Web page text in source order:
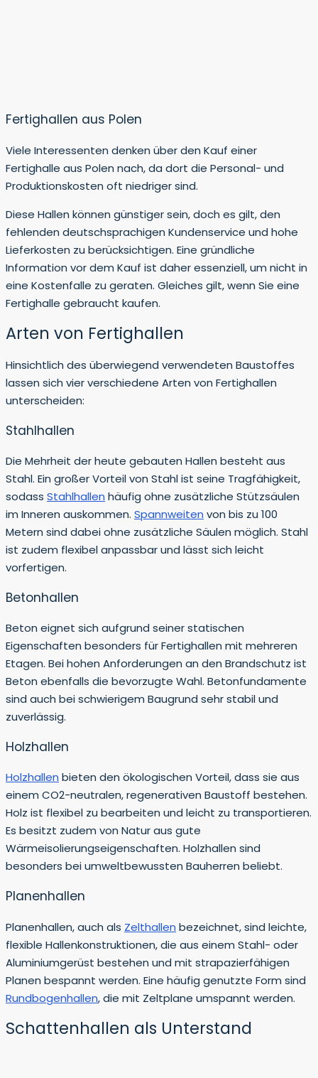
Fertighallen aus Polen
Viele Interessenten denken über den Kauf einer
Fertighalle aus Polen nach, da dort die Personal- und
Produktionskosten oft niedriger sind.
Diese Hallen können günstiger sein, doch es gilt, den
fehlenden deutschsprachigen Kundenservice und hohe
Lieferkosten zu berücksichtigen. Eine gründliche
Information vor dem Kauf ist daher essenziell, um nicht in
eine Kostenfalle zu geraten. Gleiches gilt, wenn Sie eine
Fertighalle gebraucht kaufen.
Arten von Fertighallen
Hinsichtlich des überwiegend verwendeten Baustoffes
lassen sich vier verschiedene Arten von Fertighallen
unterscheiden:
Stahlhallen
Die Mehrheit der heute gebauten Hallen besteht aus
Stahl. Ein großer Vorteil von Stahl ist seine Tragfähigkeit,
sodass Stahlhallen häufig ohne zusätzliche Stützsäulen
im Inneren auskommen. Spannweiten von bis zu 100
Metern sind dabei ohne zusätzliche Säulen möglich. Stahl
ist zudem flexibel anpassbar und lässt sich leicht
vorfertigen.
Betonhallen
Beton eignet sich aufgrund seiner statischen
Eigenschaften besonders für Fertighallen mit mehreren
Etagen. Bei hohen Anforderungen an den Brandschutz ist
Beton ebenfalls die bevorzugte Wahl. Betonfundamente
sind auch bei schwierigem Baugrund sehr stabil und
zuverlässig.
Holzhallen
Holzhallen bieten den ökologischen Vorteil, dass sie aus
einem CO2-neutralen, regenerativen Baustoff bestehen.
Holz ist flexibel zu bearbeiten und leicht zu transportieren.
Es besitzt zudem von Natur aus gute
Wärmeisolierungseigenschaften. Holzhallen sind
besonders bei umweltbewussten Bauherren beliebt.
Planenhallen
Planenhallen, auch als Zelthallen bezeichnet, sind leichte,
flexible Hallenkonstruktionen, die aus einem Stahl- oder
Aluminiumgerüst bestehen und mit strapazierfähigen
Planen bespannt werden. Eine häufig genutzte Form sind
Rundbogenhallen, die mit Zeltplane umspannt werden.
Schattenhallen als Unterstand